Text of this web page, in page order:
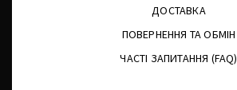
ДОСТАВКА
ПОВЕРНЕННЯ ТА ОБМІН
ЧАСТІ ЗАПИТАННЯ (FAQ)